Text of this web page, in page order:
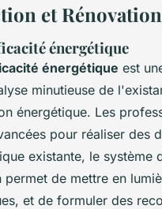
et
énergétique
énergétique est
minutieuse de
énergétique. Les
pour réaliser des
existante, le système
de mettre en
et de formuler des